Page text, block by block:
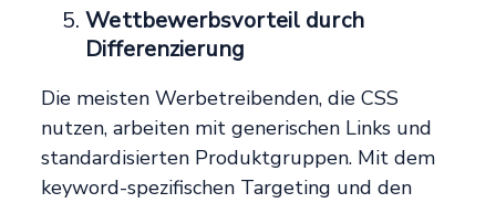
Wettbewerbsvorteil durch
Differenzierung
Die meisten Werbetreibenden, die CSS
nutzen, arbeiten mit generischen Links und
standardisierten Produktgruppen. Mit dem
keyword-spezifischen Targeting und den